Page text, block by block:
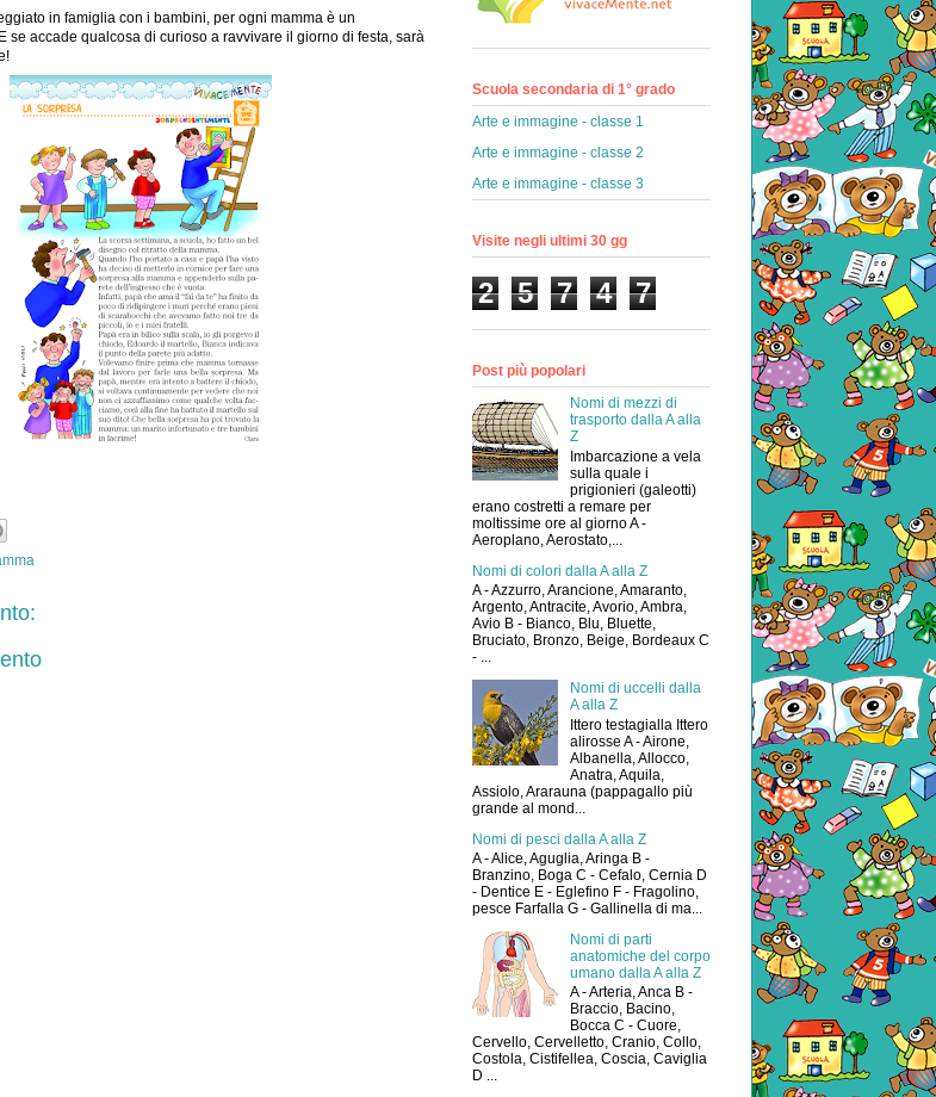
in famiglia con i bambini, per ogni mamma è un
se accade qualcosa di curioso a ravvivare il giorno di festa, sarà
Scuola secondaria di 1° grado
Arte e immagine - classe 1
Arte e immagine - classe 2
Arte e immagine - classe 3
Visite negli ultimi 30 gg
2 5 7 4 7
Post più popolari
Nomi di mezzi di
trasporto dalla A alla
Z
Imbarcazione a vela
sulla quale i
prigionieri (galeotti)
erano costretti a remare per
moltissime ore al giorno A -
Aeroplano, Aerostato,...
Nomi di colori dalla A alla Z
A - Azzurro, Arancione, Amaranto,
Argento, Antracite, Avorio, Ambra,
Avio B - Bianco, Blu, Bluette,
Bruciato, Bronzo, Beige, Bordeaux C
- ...
Nomi di uccelli dalla
A alla Z
Ittero testagialla Ittero
alirosse A - Airone,
Albanella, Allocco,
Anatra, Aquila,
Assiolo, Ararauna (pappagallo più
grande al mond...
Nomi di pesci dalla A alla Z
A - Alice, Aguglia, Aringa B -
Branzino, Boga C - Cefalo, Cernia D
- Dentice E - Eglefino F - Fragolino,
pesce Farfalla G - Gallinella di ma...
Nomi di parti
anatomiche del corpo
umano dalla A alla Z
A - Arteria, Anca B -
Braccio, Bacino,
Bocca C - Cuore,
Cervello, Cervelletto, Cranio, Collo,
Costola, Cistifellea, Coscia, Caviglia
D ...